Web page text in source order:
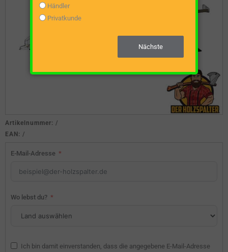
Artikelnummer: /
EAN: /
E-Mail-Adresse
Wo lebst du?
Ich bin damit einverstanden, dass die angegebene E-Mail-Adresse
Händler
Privatkunde
Nächste